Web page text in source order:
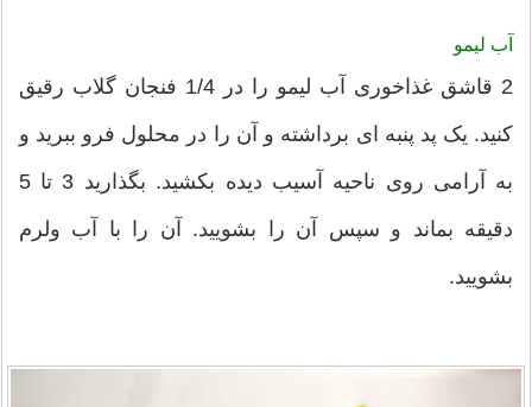
آب لیمو
2 قاشق غذاخوری آب لیمو را در 1/4 فنجان گلاب رقیق
کنید. یک پد پنبه ای برداشته و آن را در محلول فرو ببرید و
به آرامی روی ناحیه آسیب دیده بکشید. بگذارید 3 تا 5
دقیقه بماند و سپس آن را بشویید. آن را با آب ولرم
بشویید.